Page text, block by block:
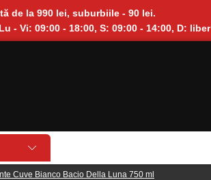
de la 990 lei, suburbiile - 90 lei.
- Vi: 09:00 - 18:00, S: 09:00 - 14:00, D: liber
Cuve Bianco Bacio Della Luna 750 ml